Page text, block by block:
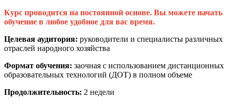
Курс проводится на постоянной основе. Вы можете начать
обучение в любое удобное для вас время.
Целевая аудитория: руководители и специалисты различных
отраслей народного хозяйства
Формат обучения: заочная с использованием дистанционных
образовательных технологий (ДОТ) в полном объеме
Продолжительность: 2 недели